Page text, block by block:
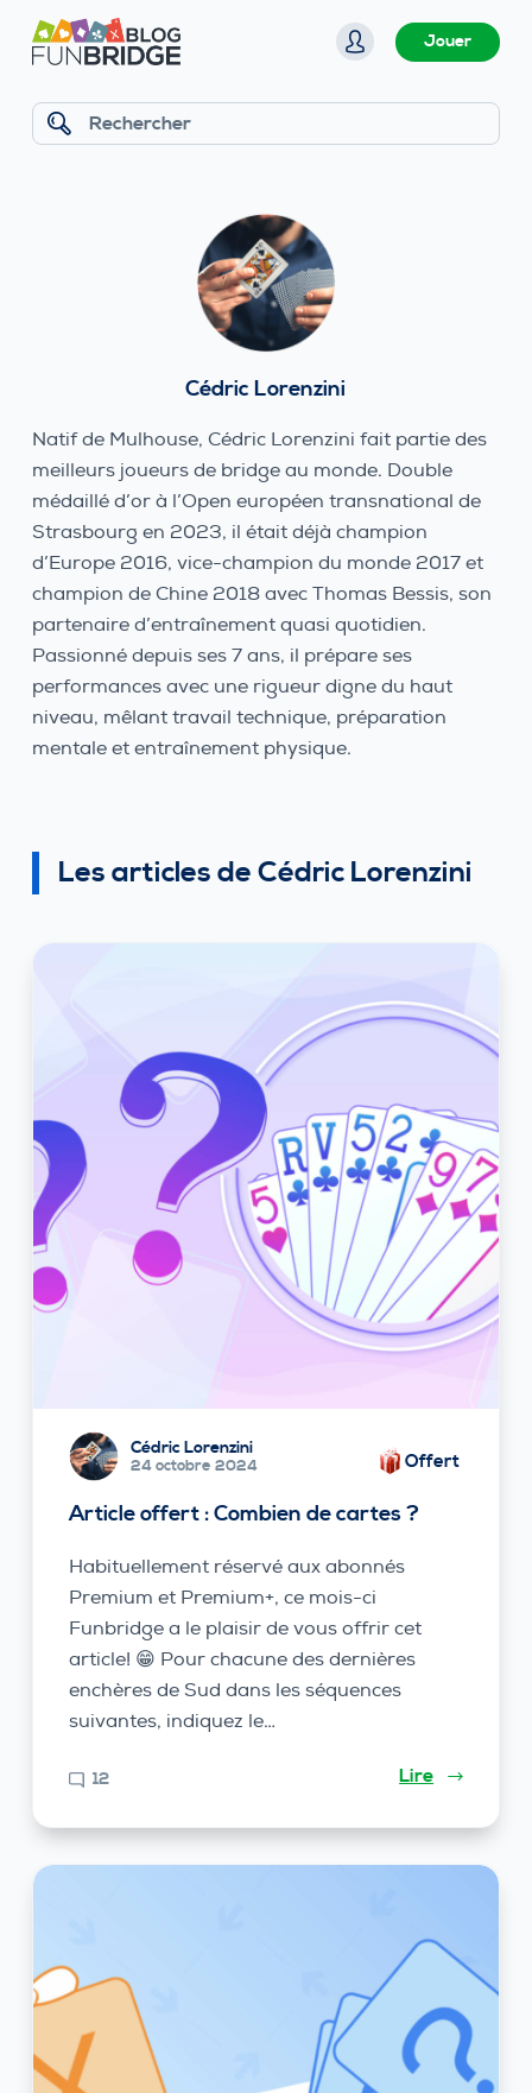
P
a
n
Jouer
Rechercher
Les articles de Cédric Lorenzini
Cédric Lorenzini
24 octobre 2024 Offert
Article offert : Combien de cartes ?
Habituellement réservé aux abonnés
Premium et Premium+, ce mois-ci
Funbridge a le plaisir de vous offrir cet
article! 😁 Pour chacune des dernières
enchères de Sud dans les séquences
suivantes, indiquez le…
12 Lire
Cédric Lorenzini
Natif de Mulhouse, Cédric Lorenzini fait partie des
meilleurs joueurs de bridge au monde. Double
médaillé d’or à l’Open européen transnational de
Strasbourg en 2023, il était déjà champion
d’Europe 2016, vice-champion du monde 2017 et
champion de Chine 2018 avec Thomas Bessis, son
partenaire d’entraînement quasi quotidien.
Passionné depuis ses 7 ans, il prépare ses
performances avec une rigueur digne du haut
niveau, mêlant travail technique, préparation
mentale et entraînement physique.